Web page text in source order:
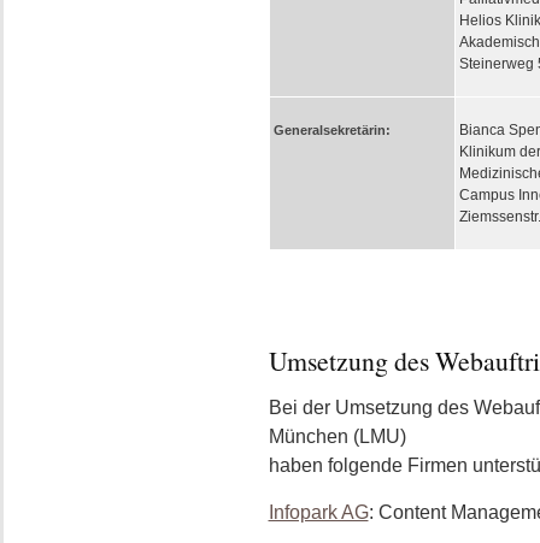
Helios
Steinerweg
Generalsekretärin:
Bianca
Klinikum
Campus
Umsetzung des
Bei der Umsetzung des
München (LMU)
haben folgende Firmen
Infopark AG: Content